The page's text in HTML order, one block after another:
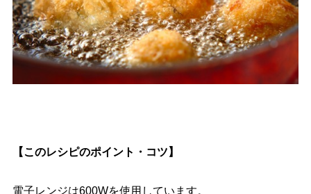
【このレシピのポイント・コツ】
電子レンジは600Wを使用しています。